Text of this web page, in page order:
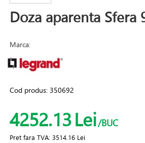
Doza aparenta
Marca:
Cod produs:350692
4252.13Lei/BUC
Pret fara TVA:3514.16 Lei